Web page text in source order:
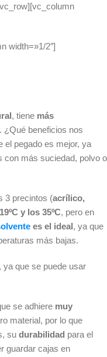
width=»1/2″]
, tiene más
. ¿Qué beneficios nos
el pegado es mejor, ya
con más suciedad, polvo o
3 precintos (acrílico,
19ºC y los 35ºC, pero en
es el ideal, ya que
más bajas.
, ya que se puede usar
se adhiere muy
material, por lo que
su durabilidad para el
guardar cajas en